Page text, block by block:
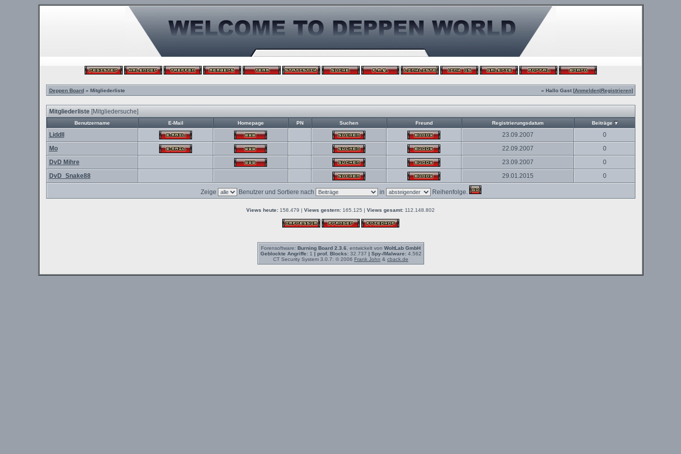
Deppen Board» Mitgliederliste » Hallo Gast [Anmelden|Registrieren]
Mitgliederliste[Mitgliedersuche]
Benutzername E-Mail Homepage PN Suchen Freund Registrierungsdatum Beiträge
Liddll 23.09.2007
0
Mo
22.09.2007
0
DvD Mihre
23.09.2007
0
DvD_Snake88
29.01.2015 0
Zeige Benutzer und Sortiere nach in Reihenfolge.
Views heute: 158.479 | Views gestern: 165.125 | Views gesamt: 112.148.802
Forensoftware: Burning Board 2.3.6 , entwickelt von WoltLab GmbH
Geblockte Angriffe:1 | prof. Blocks:32.737 | Spy-/Malware:4.562
CT Security System 3.0.7: © 2006 Frank John & cback.de